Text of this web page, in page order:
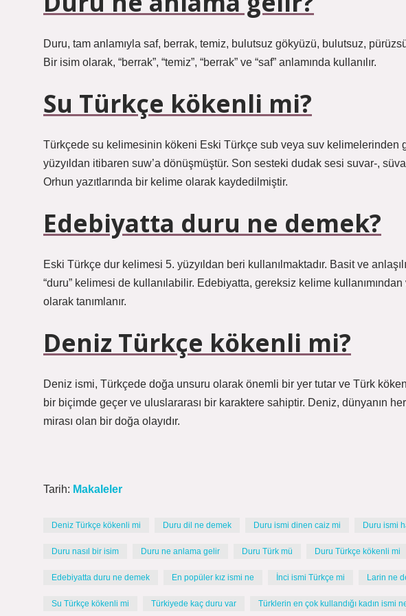
Duru, tam anlamıyla saf, berrak, temiz, bulutsuz gökyüzü, bulutsuz,
Bir isim olarak, “berrak”, “temiz”, “berrak” ve “saf” anlamında kullanılır.
Su Türkçe kökenli mi?
Türkçede su kelimesinin kökeni Eski Türkçe sub veya suv kelimelerinden
yüzyıldan itibaren suw’a dönüşmüştür. Son sesteki dudak sesi suvar-,
Orhun yazıtlarında bir kelime olarak kaydedilmiştir.
Edebiyatta duru ne demek?
Eski Türkçe dur kelimesi 5. yüzyıldan beri kullanılmaktadır. Basit ve
“duru” kelimesi de kullanılabilir. Edebiyatta, gereksiz kelime kullanımından
olarak tanımlanır.
Deniz Türkçe kökenli mi?
Deniz ismi, Türkçede doğa unsuru olarak önemli bir yer tutar ve Türk
bir biçimde geçer ve uluslararası bir karaktere sahiptir. Deniz, dünyanın
mirası olan bir doğa olayıdır.
Tarih: Makaleler
Deniz Türkçe kökenli mi Duru dil ne demek Duru ismi dinen caiz mi Duru ismi
Duru nasıl bir isim Duru ne anlama gelir Duru Türk mü Duru Türkçe kökenli mi
Edebiyatta duru ne demek En popüler kız ismi ne İnci ismi Türkçe mi Larin ne
Su Türkçe kökenli mi Türkiyede kaç duru var Türklerin en çok kullandığı kadın ismi